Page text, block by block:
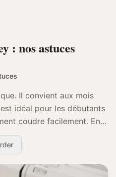
: nos astuces
Il convient aux mois
est idéal pour les débutants
coudre facilement. En
...